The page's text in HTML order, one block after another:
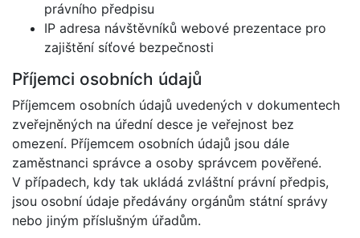
právního předpisu
IP adresa návštěvníků webové prezentace pro
zajištění síťové bezpečnosti
Příjemci osobních údajů
Příjemcem osobních údajů uvedených v dokumentech
zveřejněných na úřední desce je veřejnost bez
omezení. Příjemcem osobních údajů jsou dále
zaměstnanci správce a osoby správcem pověřené.
V případech, kdy tak ukládá zvláštní právní předpis,
jsou osobní údaje předávány orgánům státní správy
nebo jiným příslušným úřadům.